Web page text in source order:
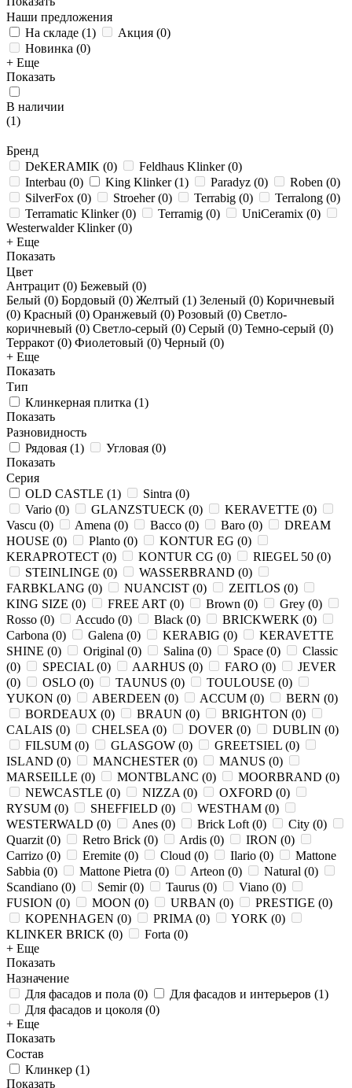
Наши предложения
На складе (1) Акция (0)
Новинка (0)
+ Еще
Показать
В наличии
(1)
Бренд
DeKERAMIK (0) Feldhaus Klinker(0)
Interbau (0) King Klinker(1) Paradyz (0) Roben (0)
SilverFox (0) Stroeher(0) Terrabig (0) Terralong (0)
Terramatic Klinker(0) Terramig (0) UniCeramix (0)
Westerwalder Klinker(0)
+ Еще
Показать
Цвет
Антрацит (0) Бежевый (0)
Белый (0) Бордовый (0) Желтый (1) Зеленый (0) Коричневый
(0) Красный (0) Оранжевый (0) Розовый (0) Светло-
коричневый (0) Светло-серый (0) Серый (0) Темно-серый (0)
Терракот (0) Фиолетовый (0) Черный (0)
+ Еще
Показать
Тип
Клинкерная плитка (1)
Показать
Разновидность
Рядовая (1) Угловая (0)
Показать
Серия
OLD CASTLE (1) Sintra (0)
Vario (0) GLANZSTUECK (0) KERAVETTE (0)
Vascu (0) Amena (0) Bacco (0) Baro (0)
DREAM
HOUSE (0) Planto (0) KONTUR EG (0)
KERAPROTECT (0) KONTUR СG (0) RIEGEL 50 (0)
STEINLINGE (0) WASSERBRAND (0)
FARBKLANG (0) NUANCIST (0) ZEITLOS (0)
KING SIZE (0) FREE ART (0) Brown (0) Grey (0)
Rosso (0) Accudo (0) Black (0) BRICKWERK (0)
Carbona (0) Galena (0) KERABIG (0)
KERAVETTE
SHINE (0) Original (0) Salina (0) Space (0)
Classic
(0) SPECIAL (0) AARHUS (0) FARO (0)
JEVER
(0) OSLO (0) TAUNUS (0) TOULOUSE (0)
YUKON (0) ABERDEEN (0) ACCUM (0) BERN (0)
BORDEAUX (0) BRAUN (0) BRIGHTON (0)
CALAIS (0) CHELSEA (0) DOVER (0) DUBLIN (0)
FILSUM (0) GLASGOW (0) GREETSIEL (0)
ISLAND (0) MANCHESTER (0) MANUS (0)
MARSEILLE (0) MONTBLANC (0) MOORBRAND (0)
NEWCASTLE (0) NIZZA (0) OXFORD (0)
RYSUM (0) SHEFFIELD (0) WESTHAM (0)
WESTERWALD (0) Anes (0) Brick Loft (0) City (0)
Quarzit (0) Retro Brick (0) Ardis (0) IRON (0)
Carrizo (0) Eremite (0) Cloud (0) Ilario (0)
Mattone
Sabbia (0) Mattone Pietra (0) Arteon (0) Natural (0)
Scandiano (0) Semir(0) Taurus (0) Viano (0)
FUSION (0) MOON (0) URBAN (0) PRESTIGE (0)
KOPENHAGEN (0) PRIMA (0) YORK (0)
KLINKER BRICK (0) Forta (0)
+ Еще
Показать
Назначение
Для фасадов и пола (0) Для фасадов и интерьеров (1)
Для фасадов и цоколя (0)
+ Еще
Показать
Состав
Клинкер (1)
Показать